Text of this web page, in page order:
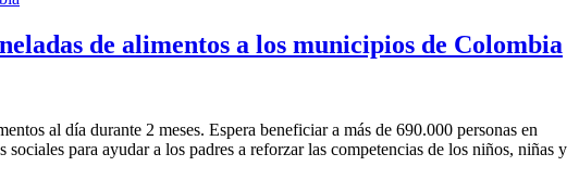
de alimentos a los municipios de Colombia
al día durante 2 meses. Espera beneficiar a más de 690.000 personas en
para ayudar a los padres a reforzar las competencias de los niños, niñas y